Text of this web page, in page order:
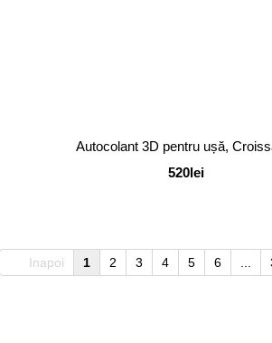
Autocolant 3D pentru ușă,
520lei
Inapoi 1 2 3 4 5 6